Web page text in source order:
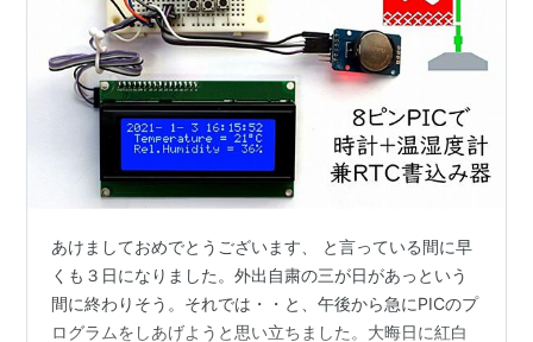
あけましておめでとうございます、 と言っている間に早
くも３日になりました。外出自粛の三が日があっという
間に終わりそう。それでは・・と、午後から急にPICのプ
ログラムをしあげようと思い立ちました。大晦日に紅白